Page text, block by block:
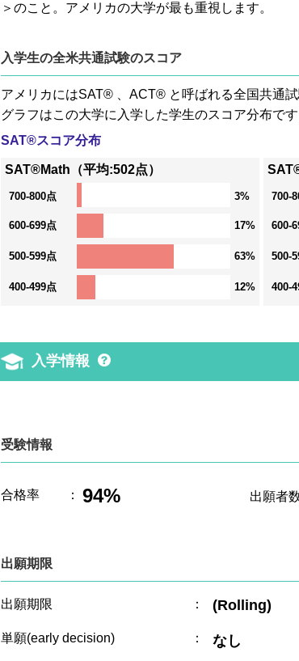
＞のこと。アメリカの大学が最も重視します。
入学生の全米共通試験のスコア
アメリカにはSAT® 、ACT® と呼ばれる全国共通
グラフはこの大学に入学した学生のスコア分布です
SAT®スコア分布
SAT®Math（平均:502点）
700-800点 3%
600-699点 17%
500-599点 63%
400-499点 12%
700-
600-
500-
400-
入学情報
受験情報
合格率 ： 94% 出願者
出願期限
出願期限 ： (Rolling)
単願(early decision) ： なし